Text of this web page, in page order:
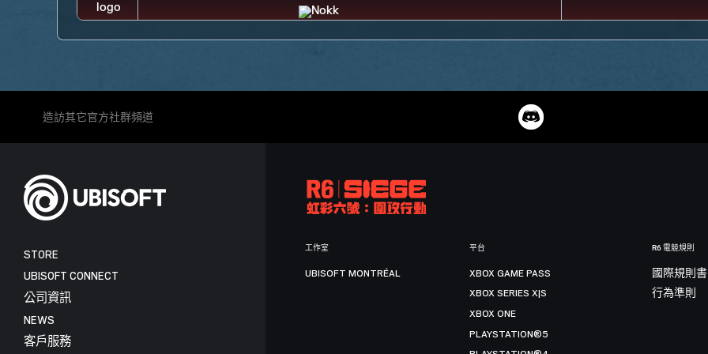
造訪其它官方社群頻道
STORE
UBISOFT CONNECT
公司資訊
NEWS
客戶服務
工作室
UBISOFT MONTRÉAL
平台
XBOX GAME PASS
XBOX SERIES X|S
XBOX ONE
PLAYSTATION®5
R6 電競規則
國際規則書
行為準則